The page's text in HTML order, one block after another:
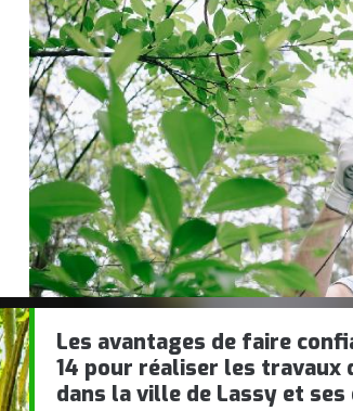
Les avantages de faire
14 pour réaliser les travaux
dans la ville de Lassy et ses